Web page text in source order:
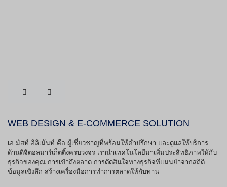
WEB DESIGN & E-COMMERCE SOLUTION
เอ มัสท์ อิลิเม้นท์ คือ ผู้เชี่ยวชาญที่พร้อมให้คำปรึกษา และดูแลให้บริการ
ด้านดิจิตอลมาร์เก็ตติ้งครบวงจร เรานำเทคโนโลยีมาเพิ่มประสิทธิภาพให้กับ
ธุรกิจของคุณ การเข้าถึงตลาด การตัดสินใจทางธุรกิจที่แม่นยำจากสถิติ
ข้อมูลเชิงลึก สร้างเครื่องมือการทำการตลาดให้กับท่าน